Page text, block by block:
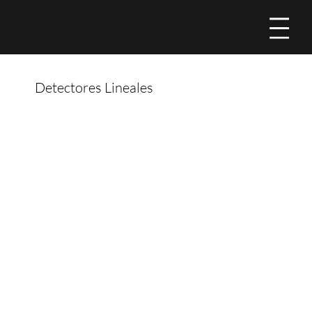
Detectores Lineales